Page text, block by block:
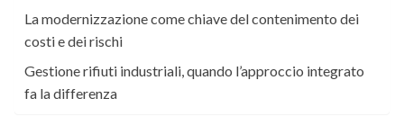
La modernizzazione come chiave del contenimento dei
costi e dei rischi
Gestione rifiuti industriali, quando l’approccio integrato
fa la differenza